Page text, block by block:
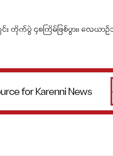
ပွဲ ၄၈ကြိမ်ဖြစ်ပွား၊ လေယာဉ်သုံ